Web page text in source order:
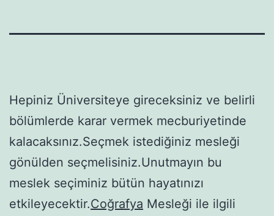
Hepiniz Üniversiteye gireceksiniz ve belirli
bölümlerde karar vermek mecburiyetinde
kalacaksınız.Seçmek istediğiniz mesleği
gönülden seçmelisiniz.Unutmayın bu
meslek seçiminiz bütün hayatınızı
etkileyecektir.Coğrafya Mesleği ile ilgili